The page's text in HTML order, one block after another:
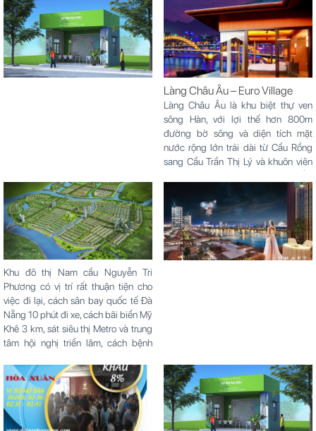
Làng Châu Âu – Euro Village
Làng Châu Âu là khu biệt thự ven
sông Hàn, với lợi thế hơn 800m
đường bờ sông và diện tích mặt
nước rộng lớn trải dài từ Cầu Rồng
sang Cầu Trần Thị Lý và khuôn viên
Khu đô thị Nam cầu Nguyễn Tri
Phương có vị trí rất thuận tiện cho
việc đi lại, cách sân bay quốc tế Đà
Nẵng 10 phút đi xe, cách bãi biển Mỹ
Khê 3 km, sát siêu thị Metro và trung
tâm hội nghị triển lãm, cách bệnh